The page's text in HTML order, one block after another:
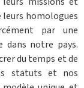
leurs homologues
par une
dans notre pays.
du temps et de
statuts et nos